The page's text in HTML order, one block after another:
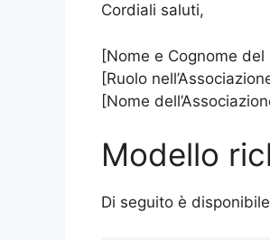
Cordiali saluti,
[Nome e Cognome
[Ruolo
[Nome
Modello
Di seguito è